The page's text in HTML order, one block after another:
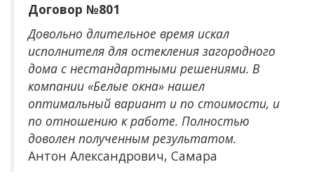
Договор №801
Довольно длительное время искал
исполнителя для остекления загородного
дома с нестандартными решениями. В
компании «Белые окна» нашел
оптимальный вариант и по стоимости, и
по отношению к работе. Полностью
доволен полученным результатом.
Антон Александрович, Самара